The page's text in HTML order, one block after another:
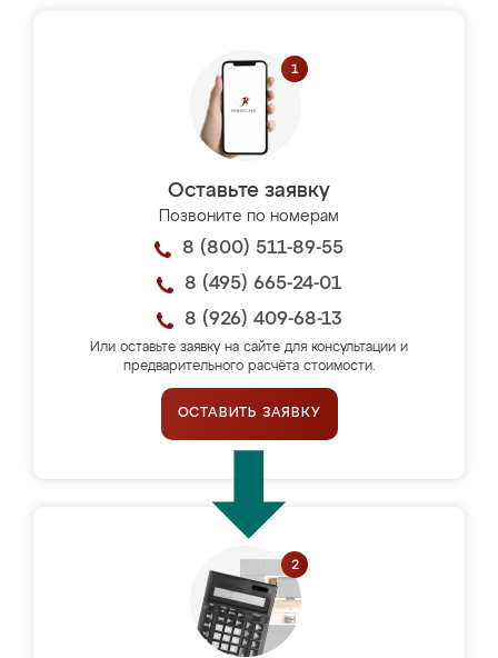
Оставьте заявку
Позвоните по номерам
8 (800) 511-89-55
8 (495) 665-24-01
8 (926) 409-68-13
Или оставьте заявку на сайте для консультации и
предварительного расчёта стоимости.
ОСТАВИТЬ ЗАЯВКУ